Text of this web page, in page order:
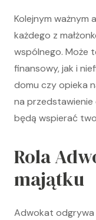
Kolejnym ważnym
każdego z
wspólnego. Może
finansowy, jak i
domu czy opieka
na
będą wspierać
Rola
majątku
Adwokat odgrywa